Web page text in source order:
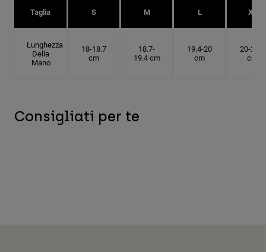
Taglia S M L XL
Lunghezza
Della
Mano
18-18.7
cm
18.7-
19.4 cm
19.4-20
cm
20-20.6
cm
Consigliati per te